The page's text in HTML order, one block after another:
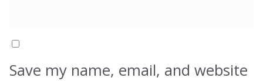
Save my name, email, and website